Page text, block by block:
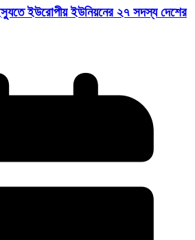
ইউরোপীয় ইউনিয়নের ২৭ সদস্য দেশের